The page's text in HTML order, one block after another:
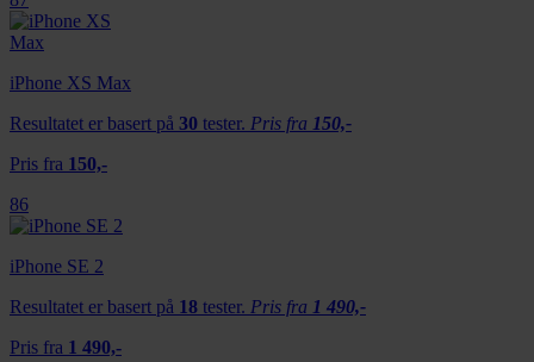
vårt, med partnerne våre innen sosiale medier,
annonsering og analysearbeid, som kan kombinere den
med annen informasjon du har gjort tilgjengelig for dem,
eller som de har samlet inn gjennom din bruk av
iPhone XS Max
Resultatet er basert på 30 tester. Pris fra 150,-
Pris fra 150,-
86
iPhone SE 2
Resultatet er basert på 18 tester. Pris fra 1 490,-
Pris fra 1 490,-